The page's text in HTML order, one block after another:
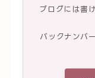
ブログには書
バックナンバ